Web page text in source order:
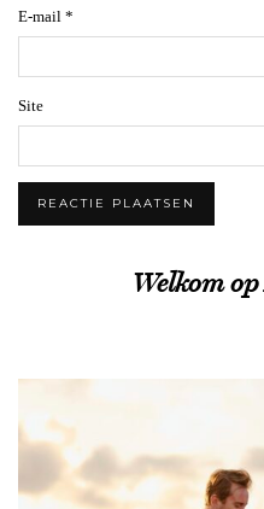
E-mail *
Site
Welkom